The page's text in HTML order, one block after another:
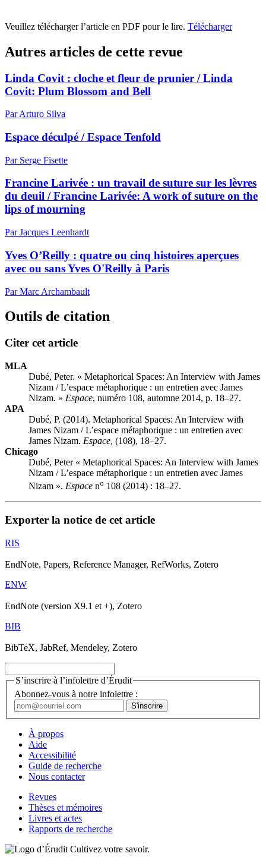
Veuillez télécharger l’article en PDF pour le lire. Télécharger
Autres articles de cette revue
Linda Covit : cloche et fleur de prunier / Linda
Covit: Plum Blossom and Bell
Par Arturo Silva
Espace déculpé / Espace Tenfold
Par Serge Fisette
Francine Larivée : un travail de suture sur les lèvres
du deuil / Francine Larivée: A work of suture on the
lips of mourning
Par Jacques Leenhardt
Yves O’Reilly : quatre ou cinq histoires aperçues
avec ou sans Yves O'Reilly à Paris
Par Marc Archambault
Outils de citation
Citer cet article
MLA
Dubé, Peter. « Metaphorical Spaces: An Interview with James
Nizam / L’espace métaphorique : un entretien avec James
Nizam. » Espace, numéro 108, automne 2014, p. 18–27.
APA
Dubé, P. (2014). Metaphorical Spaces: An Interview with
James Nizam / L’espace métaphorique : un entretien avec
James Nizam. Espace, (108), 18–27.
Chicago
Dubé, Peter « Metaphorical Spaces: An Interview with James
Nizam / L’espace métaphorique : un entretien avec James
Nizam ». Espace no 108 (2014) : 18–27.
Exporter la notice de cet article
RIS
EndNote, Papers, Reference Manager, RefWorks, Zotero
ENW
EndNote (version X9.1 et +), Zotero
BIB
BibTeX, JabRef, Mendeley, Zotero
S’inscrire à l’infolettre d’Érudit
Abonnez-vous à notre infolettre :
À propos
Aide
Accessibilité
Guide de recherche
Nous contacter
Revues
Thèses et mémoires
Livres et actes
Rapports de recherche
Cultivez votre savoir.